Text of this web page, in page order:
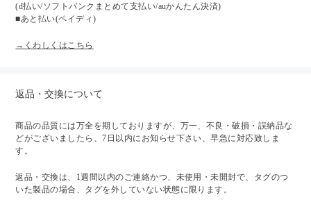
(d払い/ソフトバンクまとめて支払い/auかんたん決済)
■あと払い(ペイディ)
→くわしくはこちら
返品・交換について
商品の品質には万全を期しておりますが、万一、不良・破損・誤納品な
どがございましたら、7日以内にお知らせ下さい、早急に対応致しま
す。
返品・交換は、1週間以内のご連絡かつ、未使用・未開封で、タグのつ
いた製品の場合、タグを外していない状態に限ります。